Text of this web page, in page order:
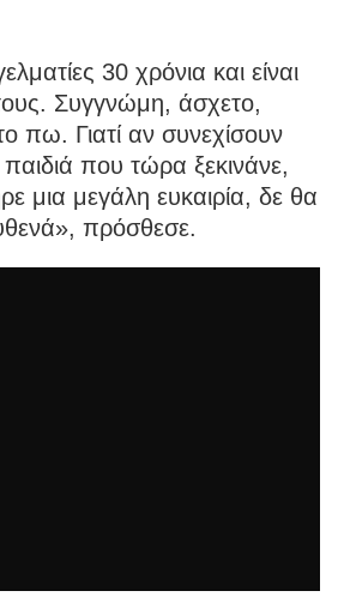
30 χρόνια και είναι
Συγγνώμη, άσχετο,
πω. Γιατί αν συνεχίσουν
που τώρα ξεκινάνε,
μια μεγάλη ευκαιρία, δε θα
πρόσθεσε.